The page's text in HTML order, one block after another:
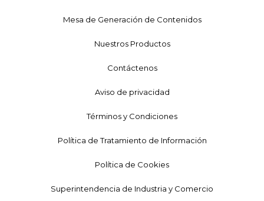
Mesa de Generación de Contenidos
Nuestros Productos
Contáctenos
Aviso de privacidad
Términos y Condiciones
Política de Tratamiento de Información
Política de Cookies
Superintendencia de Industria y Comercio